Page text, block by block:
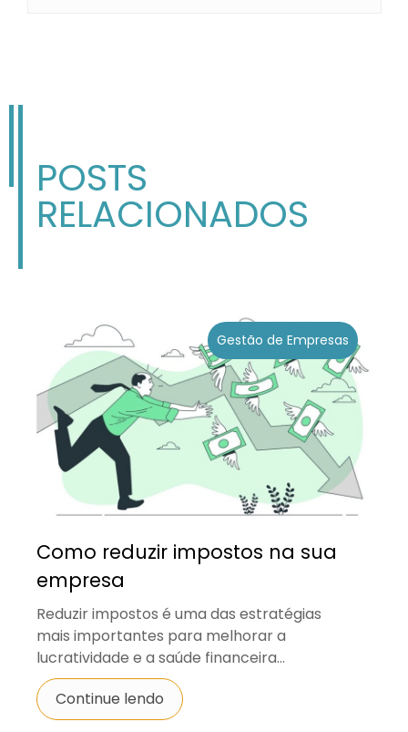
POSTS
RELACIONADOS
Gestão de Empresas
Como reduzir impostos na sua
empresa
Reduzir impostos é uma das estratégias
mais importantes para melhorar a
lucratividade e a saúde financeira...
Continue lendo